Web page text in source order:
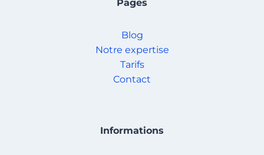
Pages
Blog
Notre expertise
Tarifs
Contact
Informations